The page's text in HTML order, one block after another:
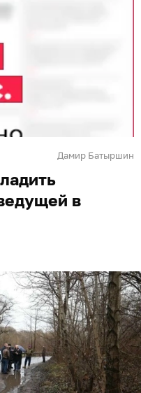
Дамир Батыршин
в